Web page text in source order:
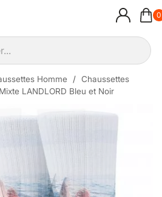
0
Homme
Chaussettes
LANDLORD Bleu et Noir